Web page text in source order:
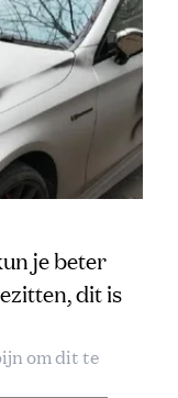
je beter
dit is
om dit te